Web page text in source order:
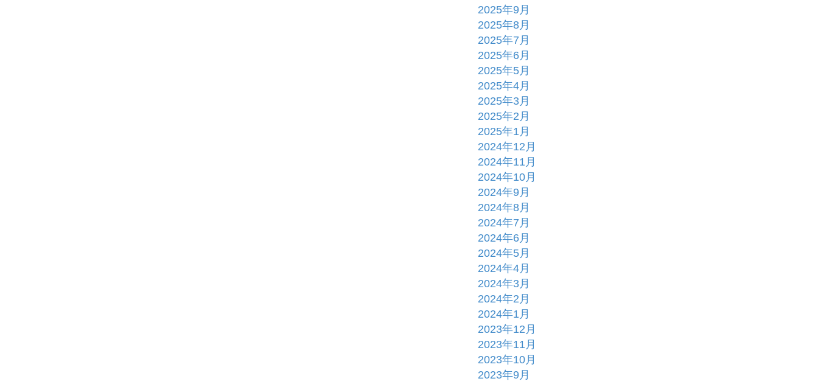
2025年9月
2025年8月
2025年7月
2025年6月
2025年5月
2025年4月
2025年3月
2025年2月
2025年1月
2024年12月
2024年11月
2024年10月
2024年9月
2024年8月
2024年7月
2024年6月
2024年5月
2024年4月
2024年3月
2024年2月
2024年1月
2023年12月
2023年11月
2023年10月
2023年9月